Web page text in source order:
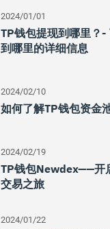
2024/01/01
TP钱包提现到哪里？-
到哪里的详细信息
2024/02/10
如何了解TP钱包资金
2024/02/19
TP钱包Newdex——开
交易之旅
2024/01/22